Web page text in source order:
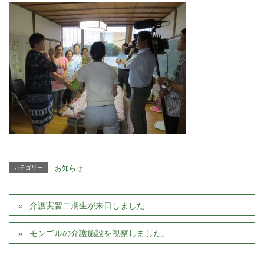
カテゴリー お知らせ
介護実習二期生が来日しました
モンゴルの介護施設を視察しました。